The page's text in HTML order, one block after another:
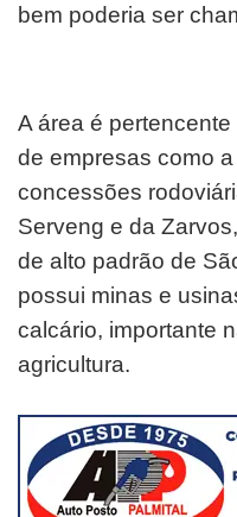
bem poderia ser
A área é
de empresas como
concessões
Serveng e da
de alto padrão de
possui minas e
calcário, importante
agricultura.